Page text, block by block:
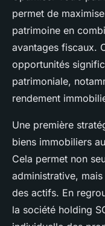
permet de
patrimoine en
avantages fiscaux.
opportunités
patrimoniale,
rendement
Une première
biens immobiliers
Cela permet non
administrative,
des actifs. En
la société holding